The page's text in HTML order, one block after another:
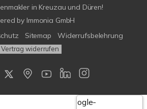
in Kreuzau und Düren!
by Immonia GmbH
Sitemap Widerrufsbelehrung
Vertrag widerrufen
Google-